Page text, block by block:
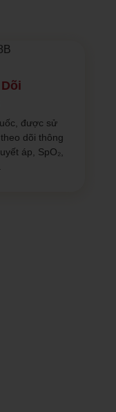
được sử
dõi thông
áp, SpO₂,